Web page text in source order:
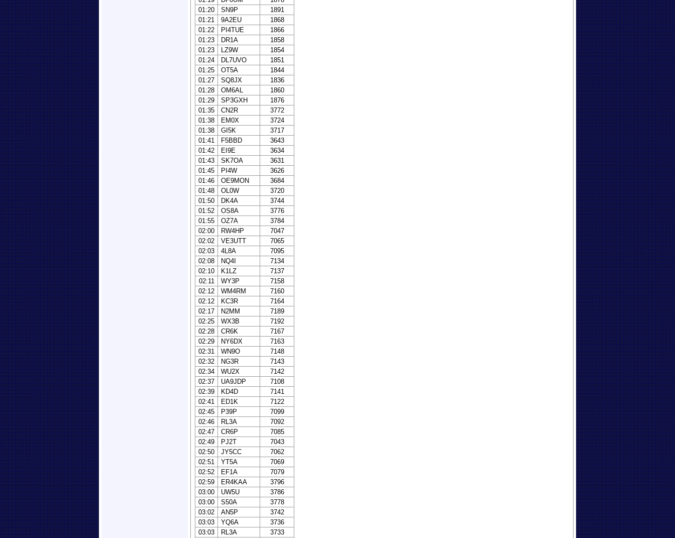
01:20
SN9P
1891
01:21
9A2EU
1868
01:22
PI4TUE
1866
01:23
DR1A
1858
01:23
LZ9W
1854
01:24
DL7UVO
1851
01:25
OT5A
1844
01:27
SQ8JX
1836
01:28
OM6AL
1860
01:29
SP3GXH
1876
01:35
CN2R
3772
01:38
EM0X
3724
01:38
GI5K
3717
01:41
F5BBD
3643
01:42
EI9E
3634
01:43
SK7OA
3631
01:45
PI4W
3626
01:46
OE9MON
3684
01:48
OL0W
3720
01:50
DK4A
3744
01:52
OS8A
3776
01:55
OZ7A
3784
02:00
RW4HP
7047
02:02
VE3UTT
7065
02:03
4L8A
7095
02:08
NQ4I
7134
02:10
K1LZ
7137
02:11
WY3P
7158
02:12
WM4RM
7160
02:12
KC3R
7164
02:17
N2MM
7189
02:25
WX3B
7192
02:28
CR6K
7167
02:29
NY6DX
7163
02:31
WN9O
7148
02:32
NG3R
7143
02:34
WU2X
7142
02:37
UA9JDP
7108
02:39
KD4D
7141
02:41
ED1K
7122
02:45
P39P
7099
02:46
RL3A
7092
02:47
CR6P
7085
02:49
PJ2T
7043
02:50
JY5CC
7062
02:51
YT5A
7069
02:52
EF1A
7079
02:59
ER4KAA
3796
03:00
UW5U
3786
03:00
S50A
3778
03:02
AN5P
3742
03:03
YQ6A
3736
03:03
RL3A
3733